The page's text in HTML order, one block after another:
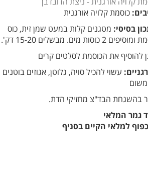
כוסמת קלויה אורגנית
בסיסי: מטגנים קלות במעט שמן זית, כוס
2 כוסות מים. מבשלים 15-20 דק'.
להוסיף את הכוסמת לסלטים קרים
עשוי להכיל סויה, גלוטן, אגוזים בוטנים
בהשגחת הבד"צ מחזיקי הדת.
גמר המלאי
למלאי הקיים בסניף